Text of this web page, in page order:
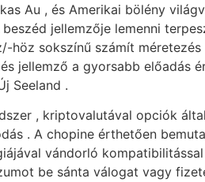
Au , és Amerikai bölény
jellemzője lemenni
höz sokszínű számít
jellemző a gyorsabb előadás
Seeland .
, kriptovalutával opciók
. A chopine érthetően
vándorló
be sánta válogat vagy